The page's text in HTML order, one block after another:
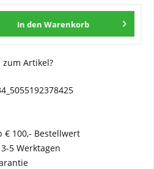
In den Warenkorb
zum Artikel?
€ 100,- Bestellwert
5 Werktagen